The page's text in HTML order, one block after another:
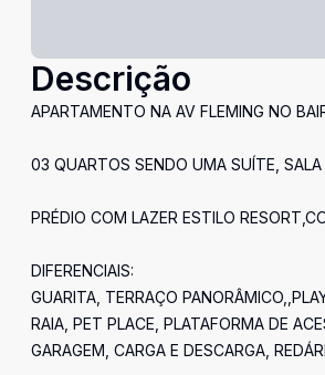
Descrição
APARTAMENTO NA AV FLEMING NO
03 QUARTOS SENDO UMA SUÍTE,
PRÉDIO COM LAZER ESTILO
DIFERENCIAIS:
GUARITA, TERRAÇO
RAIA, PET PLACE, PLATAFORMA DE
GARAGEM, CARGA E DESCARGA,